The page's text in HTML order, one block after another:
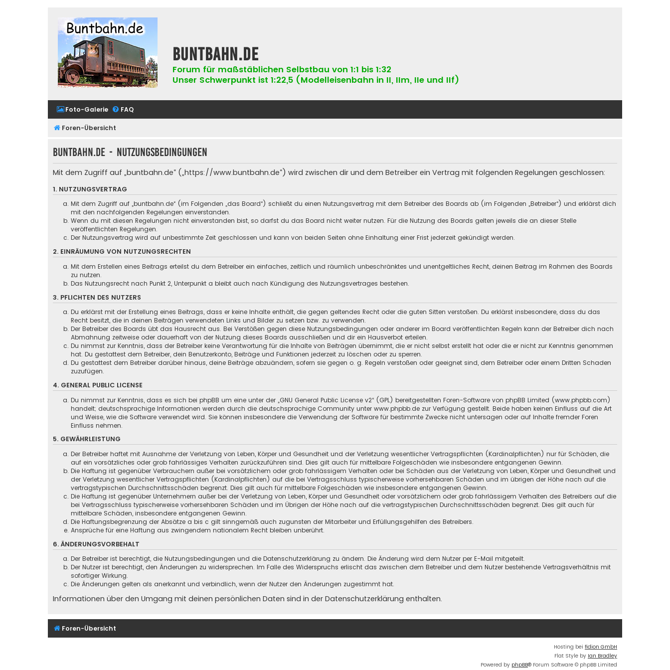
buntbahn.de
Forum für maßstäblichen Selbstbau von 1:1 bis 1:32
Unser Schwerpunkt ist 1:22,5 (Modelleisenbahn in II, IIm, IIe und IIf)
Foto-Galerie FAQ
Foren-Übersicht
buntbahn.de - Nutzungsbedingungen
Mit dem Zugriff auf „buntbahn.de“ („https://www.buntbahn.de“) wird zwischen dir und dem Betreiber ein Vertrag mit folgenden Regelungen geschlossen:
1. NUTZUNGSVERTRAG
Mit dem Zugriff auf „buntbahn.de“ (im Folgenden „das Board“) schließt du einen Nutzungsvertrag mit dem Betreiber des Boards ab (im Folgenden „Betreiber“) und erklärst dich
mit den nachfolgenden Regelungen einverstanden.
Wenn du mit diesen Regelungen nicht einverstanden bist, so darfst du das Board nicht weiter nutzen. Für die Nutzung des Boards gelten jeweils die an dieser Stelle
veröffentlichten Regelungen.
Der Nutzungsvertrag wird auf unbestimmte Zeit geschlossen und kann von beiden Seiten ohne Einhaltung einer Frist jederzeit gekündigt werden.
2. EINRÄUMUNG VON NUTZUNGSRECHTEN
Mit dem Erstellen eines Beitrags erteilst du dem Betreiber ein einfaches, zeitlich und räumlich unbeschränktes und unentgeltliches Recht, deinen Beitrag im Rahmen des Boards
zu nutzen.
Das Nutzungsrecht nach Punkt 2, Unterpunkt a bleibt auch nach Kündigung des Nutzungsvertrages bestehen.
3. PFLICHTEN DES NUTZERS
Du erklärst mit der Erstellung eines Beitrags, dass er keine Inhalte enthält, die gegen geltendes Recht oder die guten Sitten verstoßen. Du erklärst insbesondere, dass du das
Recht besitzt, die in deinen Beiträgen verwendeten Links und Bilder zu setzen bzw. zu verwenden.
Der Betreiber des Boards übt das Hausrecht aus. Bei Verstößen gegen diese Nutzungsbedingungen oder anderer im Board veröffentlichten Regeln kann der Betreiber dich nach
Abmahnung zeitweise oder dauerhaft von der Nutzung dieses Boards ausschließen und dir ein Hausverbot erteilen.
Du nimmst zur Kenntnis, dass der Betreiber keine Verantwortung für die Inhalte von Beiträgen übernimmt, die er nicht selbst erstellt hat oder die er nicht zur Kenntnis genommen
hat. Du gestattest dem Betreiber, dein Benutzerkonto, Beiträge und Funktionen jederzeit zu löschen oder zu sperren.
Du gestattest dem Betreiber darüber hinaus, deine Beiträge abzuändern, sofern sie gegen o. g. Regeln verstoßen oder geeignet sind, dem Betreiber oder einem Dritten Schaden
zuzufügen.
4. GENERAL PUBLIC LICENSE
Du nimmst zur Kenntnis, dass es sich bei phpBB um eine unter der „GNU General Public License v2“ (GPL) bereitgestellten Foren-Software von phpBB Limited (www.phpbb.com)
handelt; deutschsprachige Informationen werden durch die deutschsprachige Community unter www.phpbb.de zur Verfügung gestellt. Beide haben keinen Einfluss auf die Art
und Weise, wie die Software verwendet wird. Sie können insbesondere die Verwendung der Software für bestimmte Zwecke nicht untersagen oder auf Inhalte fremder Foren
Einfluss nehmen.
5. GEWÄHRLEISTUNG
Der Betreiber haftet mit Ausnahme der Verletzung von Leben, Körper und Gesundheit und der Verletzung wesentlicher Vertragspflichten (Kardinalpflichten) nur für Schäden, die
auf ein vorsätzliches oder grob fahrlässiges Verhalten zurückzuführen sind. Dies gilt auch für mittelbare Folgeschäden wie insbesondere entgangenen Gewinn.
Die Haftung ist gegenüber Verbrauchern außer bei vorsätzlichem oder grob fahrlässigem Verhalten oder bei Schäden aus der Verletzung von Leben, Körper und Gesundheit und
der Verletzung wesentlicher Vertragspflichten (Kardinalpflichten) auf die bei Vertragsschluss typischerweise vorhersehbaren Schäden und im übrigen der Höhe nach auf die
vertragstypischen Durchschnittsschäden begrenzt. Dies gilt auch für mittelbare Folgeschäden wie insbesondere entgangenen Gewinn.
Die Haftung ist gegenüber Unternehmern außer bei der Verletzung von Leben, Körper und Gesundheit oder vorsätzlichem oder grob fahrlässigem Verhalten des Betreibers auf die
bei Vertragsschluss typischerweise vorhersehbaren Schäden und im Übrigen der Höhe nach auf die vertragstypischen Durchschnittsschäden begrenzt. Dies gilt auch für
mittelbare Schäden, insbesondere entgangenen Gewinn.
Die Haftungsbegrenzung der Absätze a bis c gilt sinngemäß auch zugunsten der Mitarbeiter und Erfüllungsgehilfen des Betreibers.
Ansprüche für eine Haftung aus zwingendem nationalem Recht bleiben unberührt.
6. ÄNDERUNGSVORBEHALT
Der Betreiber ist berechtigt, die Nutzungsbedingungen und die Datenschutzerklärung zu ändern. Die Änderung wird dem Nutzer per E-Mail mitgeteilt.
Der Nutzer ist berechtigt, den Änderungen zu widersprechen. Im Falle des Widerspruchs erlischt das zwischen dem Betreiber und dem Nutzer bestehende Vertragsverhältnis mit
sofortiger Wirkung.
Die Änderungen gelten als anerkannt und verbindlich, wenn der Nutzer den Änderungen zugestimmt hat.
Informationen über den Umgang mit deinen persönlichen Daten sind in der Datenschutzerklärung enthalten.
Foren-Übersicht
Hosting bei fidion GmbH
Flat Style by Ian Bradley
Powered by phpBB® Forum Software © phpBB Limited